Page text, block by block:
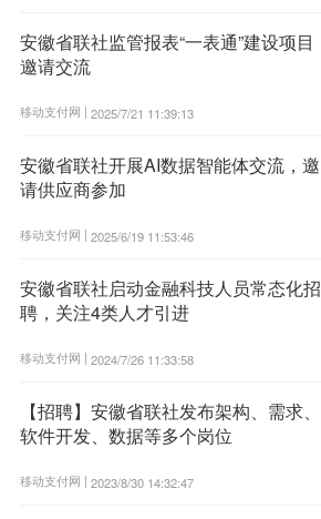
安徽省联社监管报表“一表通”建设项目
邀请交流
移动支付网 | 2025/7/21 11:39:13
安徽省联社开展AI数据智能体交流，邀
请供应商参加
移动支付网 | 2025/6/19 11:53:46
安徽省联社启动金融科技人员常态化招
聘，关注4类人才引进
移动支付网 | 2024/7/26 11:33:58
【招聘】安徽省联社发布架构、需求、
软件开发、数据等多个岗位
移动支付网 | 2023/8/30 14:32:47